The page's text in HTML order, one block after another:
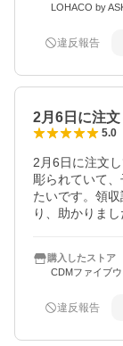
LOHACO by
違反報告
2月6日に注
5.0
2月6日に注文
彫られていて
たいです。領
り、助かりまし
購入したストア
CDMファイブウ
違反報告